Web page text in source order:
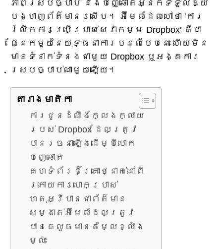
ភាពស្របច្បាប់ និងបញ្ឆោតអ្នកទទួលឱ្យ
បង្ហាញព័ត៌មានរសើប។ អ៊ីមែលដែលហៅថា 'ការ
រំលឹកការប្រើប្រាស់សេវាកម្ម Dropbox' គឺជា
ផ្នែកមួយនៃយុទ្ធនាការបន្លំបែបនេះ ហើយមិន
មានទំនាក់ទំនងជាមួយ Dropbox ឬអង្គការ
ស្របច្បាប់ណាមួយឡើយ។
តារាង​មាតិកា
ការជូនដំណឹងក្លែងក្លាយ
របស់ Dropbox ដែលត្រូវ
បានរចនាឡើងដើម្បីបោក
បញ្ឆោត
គេហទំព័រដ៏គ្រោះថ្នាក់នៅពី
ក្រោយការបោកប្រាស់
ហេតុអ្វីបានជាព័ត៌មាន
សម្ងាត់អ៊ីមែលដែលត្រូវ
បានគេលួចមានតម្លៃខ្លាំង
ម្ល៉េះ